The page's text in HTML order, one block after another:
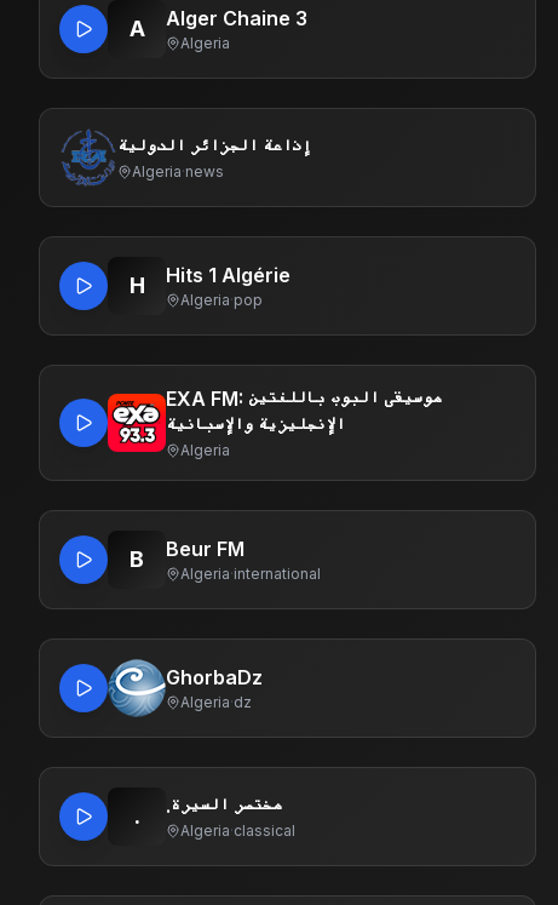
A Alger Chaine 3
Algeria
إذاعة الجزائر الدولية
Algeria·news
H Hits 1 Algérie
Algeria·pop
EXA FM: موسيقى البوب ​​باللغتين
الإنجليزية والإسبانية
Algeria
B Beur FM
Algeria·international
GhorbaDz
Algeria·dz
. .مختصر السيرة
Algeria·classical